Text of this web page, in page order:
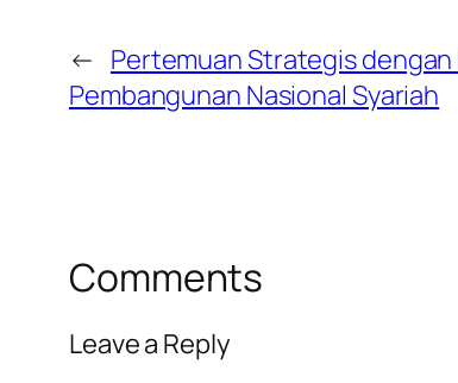
← Pertemuan Strategis
Pembangunan Nasional Syariah
Comments
Leave a Reply